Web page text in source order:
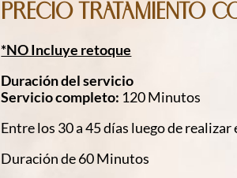
Precio Tratamiento
*NO Incluye retoque
Duración del servicio
Servicio completo: 120 Minutos
Entre los 30 a 45 días luego de
Duración de 60 Minutos